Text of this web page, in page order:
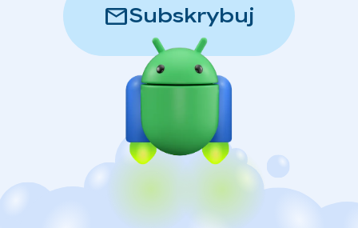
mailSubskrybuj